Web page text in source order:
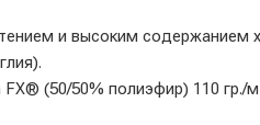
и высоким содержанием
(50/50% полиэфир) 110 гр./